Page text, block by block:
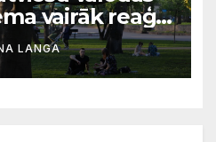
vairāk reaģē
ilgtermiņa
LANGA